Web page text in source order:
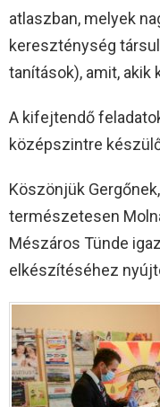
atlaszban, melyek
kereszténység
tanítások), amit, akik
A kifejtendő
középszintre
Köszönjük
természetesen
Mészáros Tünde
elkészítéséhez